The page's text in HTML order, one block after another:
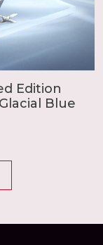
Edition
Blue